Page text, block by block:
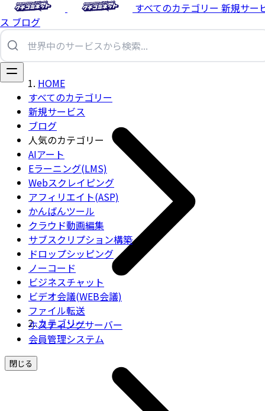
すべてのカテゴリー 新規サー
ス ブログ
すべてのカテゴリー
新規サービス
ブログ
人気のカテゴリー
AIアート
Eラーニング(LMS)
Webスクレイピング
アフィリエイト(ASP)
かんばんツール
クラウド動画編集
サブスクリプション構築
ドロップシッピング
ノーコード
ビジネスチャット
ビデオ会議(WEB会議)
ファイル転送
ホスティングサーバー
会員管理システム
閉じる
HOME
カテゴリー